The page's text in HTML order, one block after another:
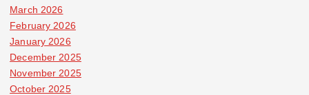
March 2026
February 2026
January 2026
December 2025
November 2025
October 2025